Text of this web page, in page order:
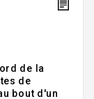
de la
de
bout d'un